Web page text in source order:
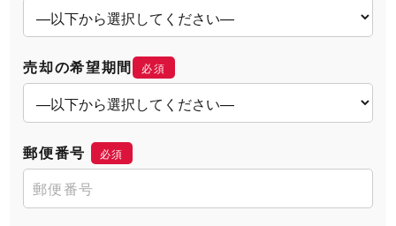
売却の希望期間 必須
郵便番号 必須